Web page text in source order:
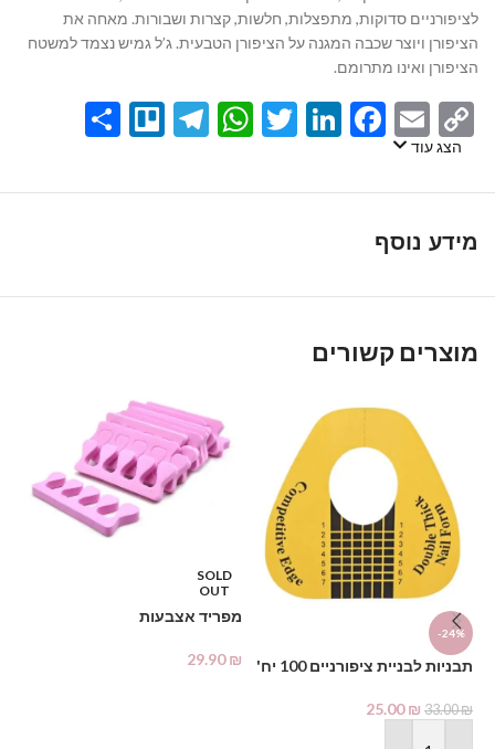
לציפורניים סדוקות, מתפצלות, חלשות, קצרות ושבורות. מאחה את
הציפורן ויוצר שכבה המגנה על הציפורן הטבעית. ג’ל גמיש נצמד למשטח
הציפורן ואינו מתרומם.
Copy
Link
Email
Facebook
LinkedIn
Twitter
WhatsApp
Telegram
Trello
הצג עוד
מידע נוסף
מוצרים קשורים
-24%
תבניות לבניית ציפורניים 100 יח'
33.00₪
25.00₪
SOLD
OUT
מפריד אצבעות
29.90₪